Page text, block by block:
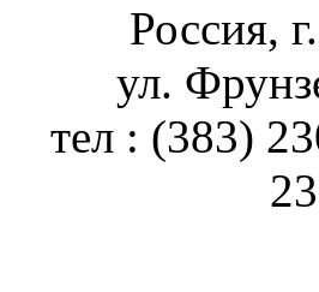
Россия,
ул.
тел : (383)